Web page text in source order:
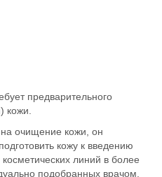
предварительного
кожи.
очищение кожи, он
кожу к введению
линий в более
подобранных врачом.